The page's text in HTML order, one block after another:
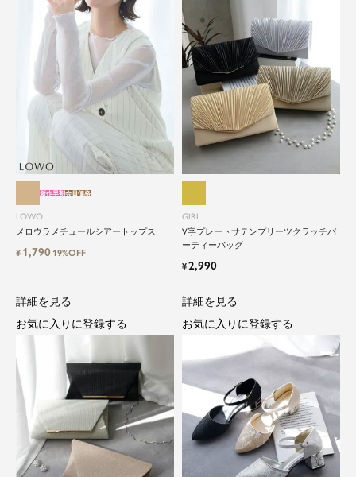
LOWO
メロウラメチュールシアートップス
新作早割会員価格
¥ 1,790 19%OFF
GIRL
V字プレートサテンプリーツクラッチパ
ーティーバッグ
¥2,990
詳細を見る
お気に入りに登録する
詳細を見る
お気に入りに登録する